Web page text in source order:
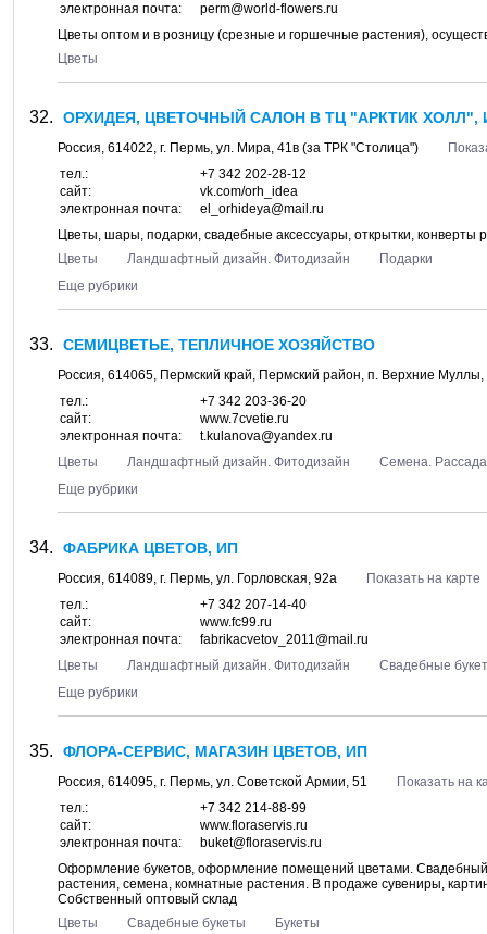
электронная почта:
perm@world-flowers.ru
Цветы оптом и в розницу (срезные и горшечные растения),
Цветы
ОРХИДЕЯ, ЦВЕТОЧНЫЙ САЛОН В ТЦ "АРКТИК ХОЛЛ",
Россия, 614022, г. Пермь, ул. Мира, 41в (за ТРК "Столица")
тел.:
+7 342 202-28-12
сайт:
vk.com/orh_idea
электронная почта:
el_orhideya@mail.ru
Цветы, шары, подарки, свадебные аксессуары, открытки, конверты
Цветы
Ландшафтный дизайн. Фитодизайн
Подарки
Еще рубрики
СЕМИЦВЕТЬЕ, ТЕПЛИЧНОЕ ХОЗЯЙСТВО
Россия, 614065, Пермский край, Пермский район, п. Верхние Муллы
тел.:
+7 342 203-36-20
сайт:
www.7cvetie.ru
электронная почта:
t.kulanova@yandex.ru
Цветы
Ландшафтный дизайн. Фитодизайн
Семена.
Еще рубрики
ФАБРИКА ЦВЕТОВ, ИП
Россия, 614089, г. Пермь, ул. Горловская, 92а
Показать на карте
тел.:
+7 342 207-14-40
сайт:
www.fc99.ru
электронная почта:
fabrikacvetov_2011@mail.ru
Цветы
Ландшафтный дизайн. Фитодизайн
Свадебные
Еще рубрики
ФЛОРА-СЕРВИС, МАГАЗИН ЦВЕТОВ, ИП
Россия, 614095, г. Пермь, ул. Советской Армии, 51
Показать на
тел.:
+7 342 214-88-99
сайт:
www.floraservis.ru
электронная почта:
buket@floraservis.ru
Оформление букетов, оформление помещений цветами. Свадебный
растения, семена, комнатные растения. В продаже сувениры,
Собственный оптовый склад
Цветы
Свадебные букеты Букеты